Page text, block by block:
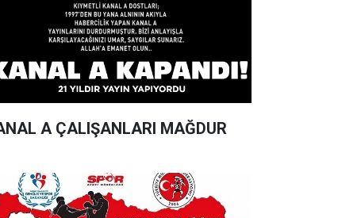
A ÇALIŞANLARI MAĞDUR